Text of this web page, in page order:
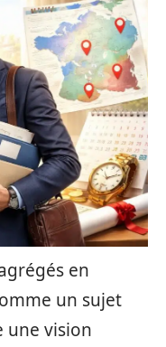
en
un sujet
une vision